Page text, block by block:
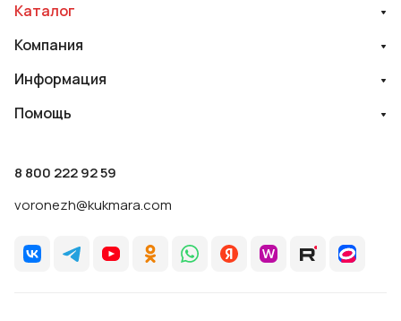
Каталог
Компания
Информация
Помощь
8 800 222 92 59
voronezh@kukmara.com